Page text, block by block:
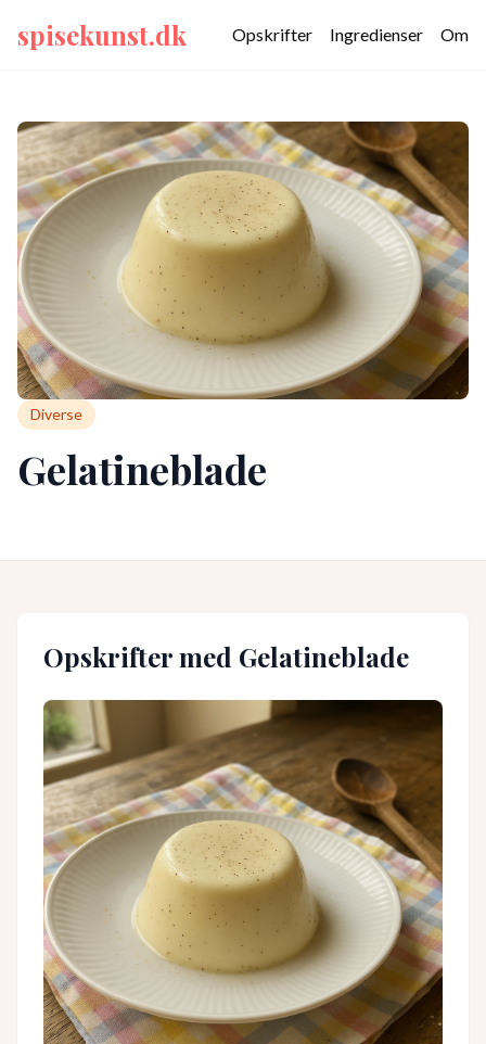
spisekunst.dk Opskrifter Ingredienser Om
Diverse
Gelatineblade
Opskrifter med Gelatineblade